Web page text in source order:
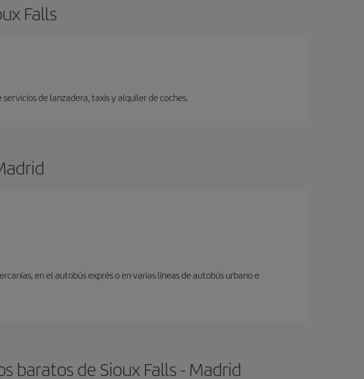
Falls
de lanzadera, taxis y alquiler de coches.
en el autobús exprés o en varias líneas de autobús urbano e
baratos de Sioux Falls - Madrid